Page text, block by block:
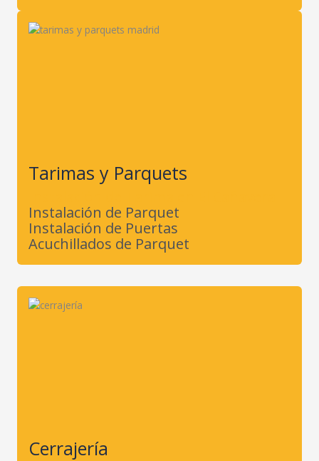
Tarimas y Parquets
Instalación de Parquet
Instalación de Puertas
Acuchillados de Parquet
Cerrajería